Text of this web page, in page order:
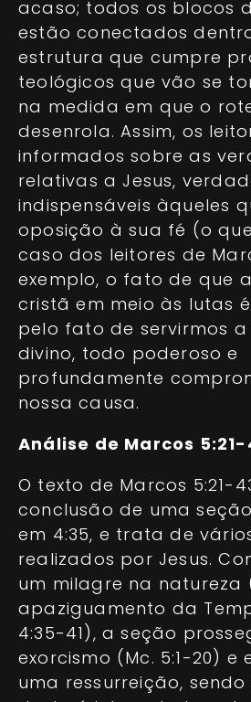
acaso; todos os blocos
estão conectados
estrutura que cumpre
teológicos que vão se
na medida em que o
desenrola. Assim, os
informados sobre as
relativas a Jesus,
indispensáveis àqueles
oposição à sua fé (o
caso dos leitores de
exemplo, o fato de que
cristã em meio às lutas
pelo fato de servirmos
divino, todo poderoso e
profundamente
nossa causa.
Análise de Marcos 5:21-
O texto de Marcos 5:21-
conclusão de uma
em 4:35, e trata de
realizados por Jesus.
um milagre na natureza
apaziguamento da
4:35-41), a seção
exorcismo (Mc. 5:1-20) e
uma ressurreição,